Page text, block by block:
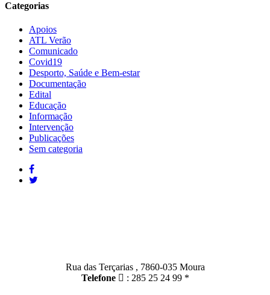
Categorias
Apoios
ATL Verão
Comunicado
Covid19
Desporto, Saúde e Bem-estar
Documentação
Edital
Educação
Informação
Intervenção
Publicações
Sem categoria
Rua das Terçarias , 7860-035 Moura
Telefone
: 285 25 24 99 *